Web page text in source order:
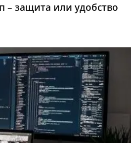
– защита или удобство